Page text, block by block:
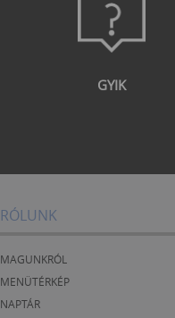
GYIK
RÓLUNK
MAGUNKRÓL
MENÜTÉRKÉP
NAPTÁR